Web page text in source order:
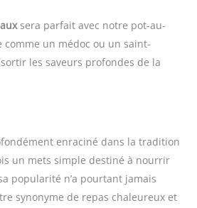
sera parfait avec notre pot-au-
comme un médoc ou un saint-
les saveurs profondes de la
enraciné dans la tradition
un mets simple destiné à nourrir
popularité n’a pourtant jamais
synonyme de repas chaleureux et